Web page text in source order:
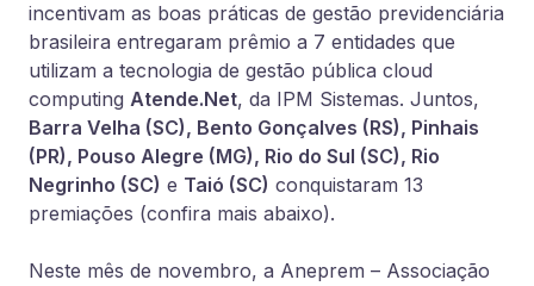
incentivam as boas práticas de gestão previdenciária
brasileira entregaram prêmio a 7 entidades que
utilizam a tecnologia de gestão pública cloud
computing Atende.Net, da IPM Sistemas. Juntos,
Barra Velha (SC), Bento Gonçalves (RS), Pinhais
(PR), Pouso Alegre (MG), Rio do Sul (SC), Rio
Negrinho (SC) e Taió (SC) conquistaram 13
premiações (confira mais abaixo).
Neste mês de novembro, a Aneprem – Associação